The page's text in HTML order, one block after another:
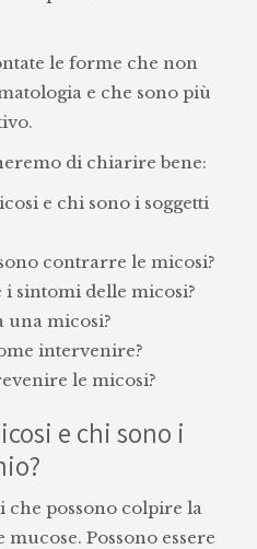
le forme che non
e che sono più
di chiarire bene:
e chi sono i soggetti
contrarre le micosi?
i sintomi delle micosi?
una micosi?
intervenire?
le micosi?
e chi sono i
che possono colpire la
Possono essere